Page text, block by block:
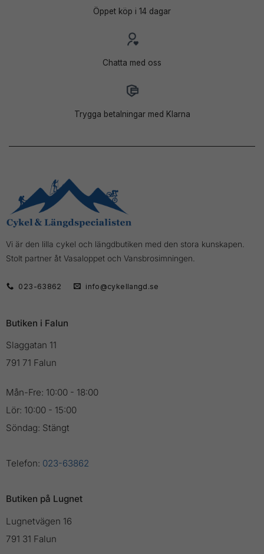
Öppet köp i 14 dagar
Chatta med oss
Trygga betalningar med Klarna
Vi är den lilla cykel och längdbutiken med den stora kunskapen.
Stolt partner åt Vasaloppet och Vansbrosimningen.
023-63862 info@cykellangd.se
Butiken i Falun
Slaggatan 11
791 71 Falun
Mån-Fre: 10:00 - 18:00
Lör: 10:00 - 15:00
Söndag: Stängt
Telefon: 023-63862
Butiken på Lugnet
Lugnetvägen 16
791 31 Falun